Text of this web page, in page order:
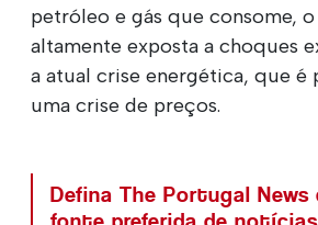
petróleo e gás que consome,
altamente exposta a choques
a atual crise energética, que é
uma crise de preços.
Defina The Portugal News